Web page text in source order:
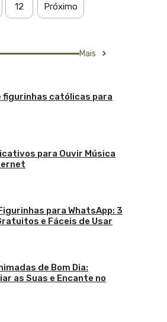
12 Próximo
Mais
figurinhas católicas para
para Ouvir Música
para WhatsApp: 3
e Fáceis de Usar
de Bom Dia:
as Suas e Encante no